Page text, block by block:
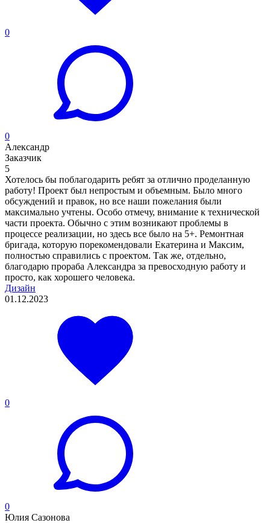
0
0
Александр
Заказчик
5
Хотелось бы поблагодарить ребят за отлично проделанную
работу! Проект был непростым и объемным. Было много
обсуждений и правок, но все наши пожелания были
максимально учтены. Особо отмечу, внимание к технической
части проекта. Обычно с этим возникают проблемы в
процессе реализации, но здесь все было на 5+. Ремонтная
бригада, которую порекомендовали Екатерина и Максим,
полностью справились с проектом. Так же, отдельно,
благодарю прораба Александра за превосходную работу и
просто, как хорошего человека.
Дизайн
01.12.2023
0
0
Юлия Сазонова